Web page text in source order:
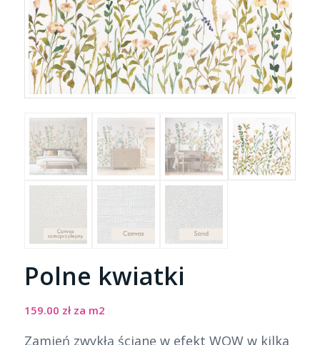
Polne kwiatki
159.00 złza m2
Zamień zwykłą ścianę w efekt WOW w kilka